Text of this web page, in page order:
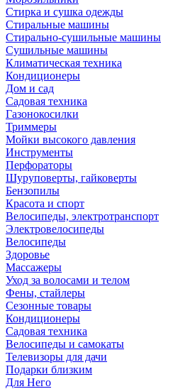
Стирка и сушка одежды
Стиральные машины
Стирально-сушильные машины
Сушильные машины
Климатическая техника
Кондиционеры
Дом и сад
Садовая техника
Газонокосилки
Триммеры
Мойки высокого давления
Инструменты
Перфораторы
Шуруповерты, гайковерты
Бензопилы
Красота и спорт
Велосипеды, электротранспорт
Электровелосипеды
Велосипеды
Здоровье
Массажеры
Уход за волосами и телом
Фены, стайлеры
Сезонные товары
Кондиционеры
Садовая техника
Велосипеды и самокаты
Телевизоры для дачи
Подарки близким
Для Него